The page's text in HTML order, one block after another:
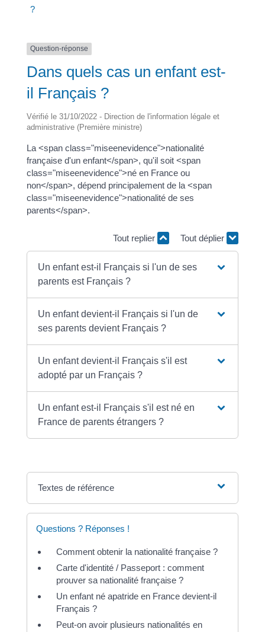
?
Question-réponse
Dans quels cas un enfant est-
il Français ?
Vérifié le 31/10/2022 - Direction de l'information légale et
administrative (Première ministre)
La <span class="miseenevidence">nationalité
française d'un enfant</span>, qu'il soit <span
class="miseenevidence">né en France ou
non</span>, dépend principalement de la <span
class="miseenevidence">nationalité de ses
parents</span>.
Tout replier Tout déplier
Un enfant est-il Français si l'un de ses
parents est Français ?
Un enfant devient-il Français si l'un de
ses parents devient Français ?
Un enfant devient-il Français s'il est
adopté par un Français ?
Un enfant est-il Français s'il est né en
France de parents étrangers ?
Textes de référence
Questions ? Réponses !
Comment obtenir la nationalité française ?
Carte d'identité / Passeport : comment
prouver sa nationalité française ?
Un enfant né apatride en France devient-il
Français ?
Peut-on avoir plusieurs nationalités en